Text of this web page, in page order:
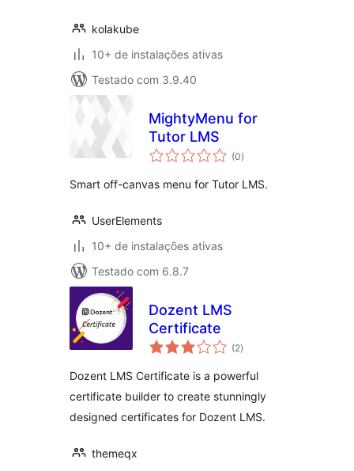
kolakube
10+ de instalações ativas
Testado com 3.9.40
MightyMenu for
Tutor LMS
(0total
de
)
Smart off-canvas menu for Tutor LMS.
UserElements
10+ de instalações ativas
Testado com 6.8.7
Dozent LMS
Certificate
(2total
de
)
Dozent LMS Certificate is a powerful
certificate builder to create stunningly
designed certificates for Dozent LMS.
themeqx